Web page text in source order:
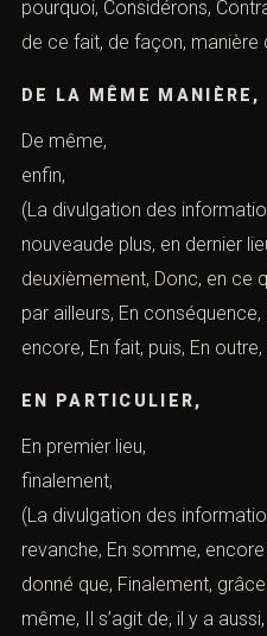
pourquoi, Considérons,
de ce fait, de façon, manière
DE LA MÊME MANIÈRE,
De même,
(La divulgation des
nouveaude plus, en dernier
deuxièmement, Donc, en ce
par ailleurs, En
encore, En fait, puis, En
EN PARTICULIER,
En premier lieu,
(La divulgation des
revanche, En somme,
donné que, Finalement,
même, Il s’agit de, il y a aussi,